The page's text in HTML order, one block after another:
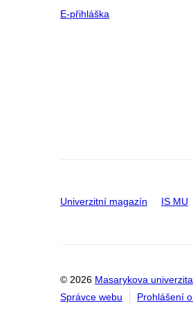
E-přihláška
Univerzitní magazín IS MU
© 2026 Masarykova univerzita
Správce webu
Prohlášení